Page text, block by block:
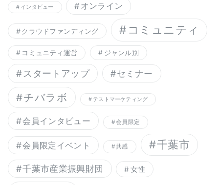
インタビュー オンライン
クラウドファンディング コミュニティ
コミュニティ運営 ジャンル別
スタートアップ セミナー
チバラボ テストマーケティング
会員インタビュー 会員限定
会員限定イベント 共感 千葉市
千葉市産業振興財団 女性